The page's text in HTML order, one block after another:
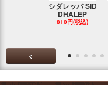
シダレッパ SID
DHALEP
810円(税込)
<